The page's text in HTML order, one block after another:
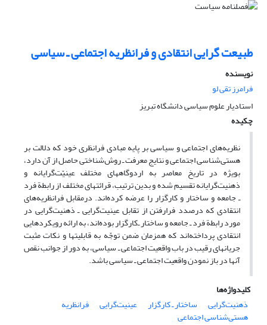
طبیعت گرایی انتقادی و فرانظریه اجتماعی ـ سیاسی
نویسنده
فرامرز تقی لو
استادیار علوم سیاسی دانشگاه تبریز
چکیده
نظریه‌های اجتماعی و سیاسی بر پایه مبادی فرانظری خود که دلالت بر
هستی‌شناسی اجتماعی و نتایج معرفت ـ روش‌شناختی حاصل از آن دارد،
بویژه در تاریخ معاصر به اردوگاههای مختلف عینیّت‌گرایانه و
ذهنیت‌گرایانه تقسیم شده و بدین ترتیب، قرائتهای مختلف از رابطة فرد
ـ جامعه و ساختار و کارگزار را عرضه کرده‌اند. درمقابل فرانظریه‌های
انتقادی که درصدد فرارفتن از تقابل عینیت‌گرایی ـ ذهنیت‌گرایی در
مورد رابطة فرد ـ جامعه و ساختار ـ‌کارگزار بوده‌اند، به ارائه رویکردهایی
انتقادی پرداخته‌اند که همزمان ضمن توجّه به قابلیتها و نکات مثبت
جریانهای رقیب در باب واقعیت اجتماعی ـ سیاسی، به دور از جوانب نقص
آنها در باز نمودن واقعیت اجتماعی ـ سیاسی باشد.
کلیدواژه‌ها
ذهنیت‌گرایی
ساختار ـ کارگزار عینیت‌گرایی فرانظریه
هستی‌شناسی اجتماعی